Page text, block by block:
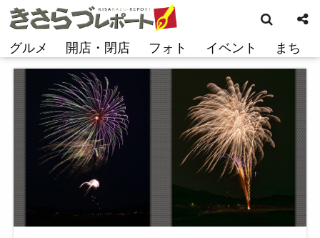
コ
ン
ン
グルメ 開店・閉店 フォト イベント まち
索